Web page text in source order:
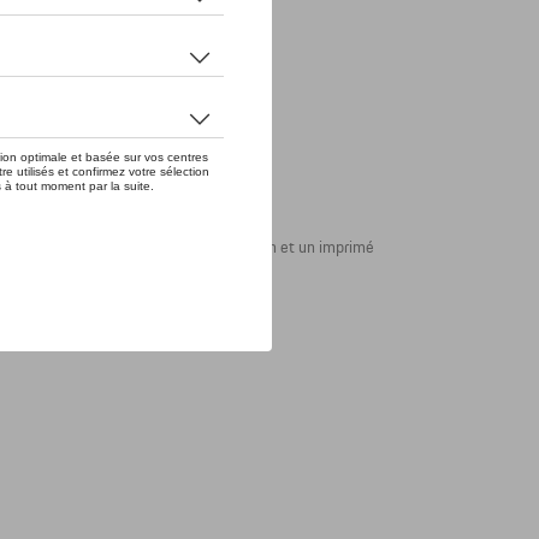
courtes avec des manches raglan et un imprimé
pour Porsche.